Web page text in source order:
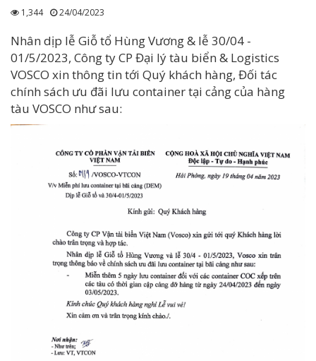
1,344 24/04/2023
Nhân dịp lễ Giỗ tổ Hùng Vương & lễ 30/04 -
01/5/2023, Công ty CP Đại lý tàu biển & Logistics
VOSCO xin thông tin tới Quý khách hàng, Đối tác
chính sách ưu đãi lưu container tại cảng của hàng
tàu VOSCO như sau: